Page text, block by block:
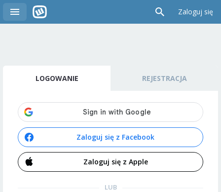
Zaloguj się
LOGOWANIE REJESTRACJA
Zaloguj się z Facebook
Zaloguj się z Apple
LUB